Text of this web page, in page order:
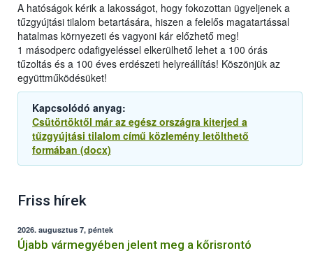
A hatóságok kérik a lakosságot, hogy fokozottan ügyeljenek a
tűzgyújtási tilalom betartására, hiszen a felelős magatartással
hatalmas környezeti és vagyoni kár előzhető meg!
1 másodperc odafigyeléssel elkerülhető lehet a 100 órás
tűzoltás és a 100 éves erdészeti helyreállítás! Köszönjük az
együttműködésüket!
Kapcsolódó anyag:
Csütörtöktől már az egész országra kiterjed a
tűzgyújtási tilalom című közlemény letölthető
formában (docx)
Friss hírek
2026. augusztus 7, péntek
Újabb vármegyében jelent meg a kőrisrontó